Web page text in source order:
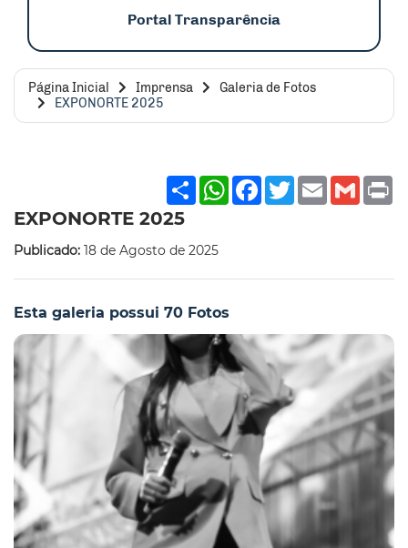
Portal Transparência
Página Inicial Imprensa
Galeria de Fotos
EXPONORTE 2025
ShareWhatsApp
Facebook
Twitter
Email
EXPONORTE 2025
Publicado: 18 de Agosto de 2025
Esta galeria possui 70 Fotos